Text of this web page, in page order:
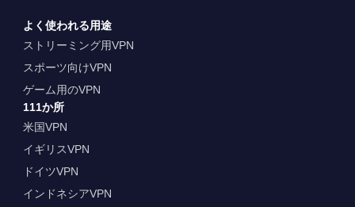
よく使われる用途
ストリーミング用VPN
スポーツ向けVPN
ゲーム用のVPN
111か所
米国VPN
イギリスVPN
ドイツVPN
インドネシアVPN